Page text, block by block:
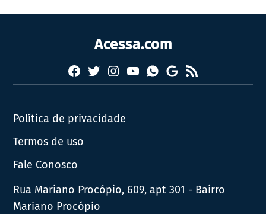
Acessa.com
Facebook
TwitterInstagram
YouTubeWhatsapp
Google
News
RSS
Política de privacidade
Termos de uso
Fale Conosco
Rua Mariano Procópio, 609, apt 301 - Bairro
Mariano Procópio